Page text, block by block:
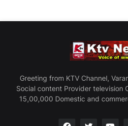
Greeting from KTV Channel,
Social content Provider television
15,00,000 Domestic and